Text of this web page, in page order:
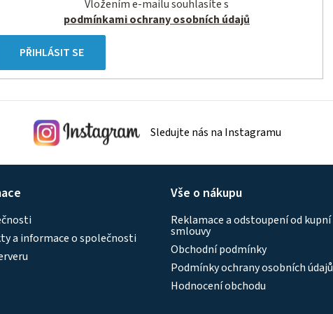
podmínkami ochrany osobních údajů
PŘIHLÁSIT SE
Sledujte nás na Instagramu
a informace o společnosti
Vše o nákupu
Reklamace a odstoupení od kupní
smlouvy
Obchodní podmínky
Podmínky ochrany osobních údajů
Hodnocení obchodu